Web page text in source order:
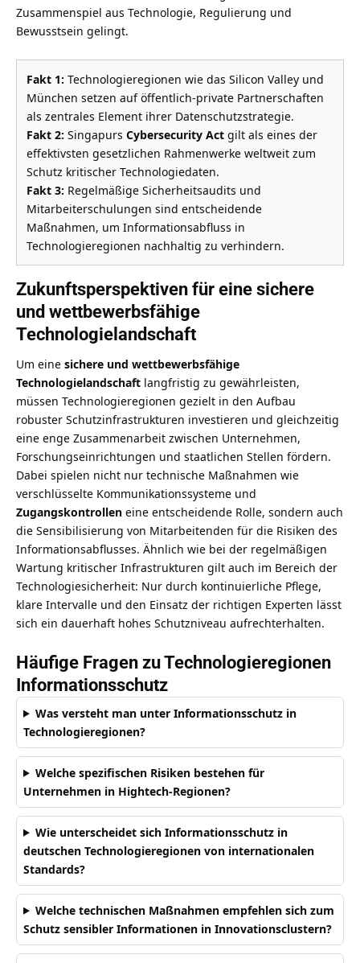
Zusammenspiel aus Technologie, Regulierung und
Bewusstsein gelingt.
Fakt 1: Technologieregionen wie das Silicon Valley und
München setzen auf öffentlich-private Partnerschaften
als zentrales Element ihrer Datenschutzstrategie.
Fakt 2: Singapurs Cybersecurity Act gilt als eines der
effektivsten gesetzlichen Rahmenwerke weltweit zum
Schutz kritischer Technologiedaten.
Fakt 3: Regelmäßige Sicherheitsaudits und
Mitarbeiterschulungen sind entscheidende
Maßnahmen, um Informationsabfluss in
Technologieregionen nachhaltig zu verhindern.
Zukunftsperspektiven für eine sichere
und wettbewerbsfähige
Technologielandschaft
Um eine sichere und wettbewerbsfähige
Technologielandschaft langfristig zu gewährleisten,
müssen Technologieregionen gezielt in den Aufbau
robuster Schutzinfrastrukturen investieren und gleichzeitig
eine enge Zusammenarbeit zwischen Unternehmen,
Forschungseinrichtungen und staatlichen Stellen fördern.
Dabei spielen nicht nur technische Maßnahmen wie
verschlüsselte Kommunikationssysteme und
Zugangskontrollen eine entscheidende Rolle, sondern auch
die Sensibilisierung von Mitarbeitenden für die Risiken des
Informationsabflusses. Ähnlich wie bei der regelmäßigen
Wartung kritischer Infrastrukturen gilt auch im Bereich der
Technologiesicherheit: Nur durch kontinuierliche Pflege,
klare Intervalle und den Einsatz der richtigen Experten lässt
sich ein dauerhaft hohes Schutzniveau aufrechterhalten.
Häufige Fragen zu Technologieregionen
Informationsschutz
Was versteht man unter Informationsschutz in
Technologieregionen?
Welche spezifischen Risiken bestehen für
Unternehmen in Hightech-Regionen?
Wie unterscheidet sich Informationsschutz in
deutschen Technologieregionen von internationalen
Standards?
Welche technischen Maßnahmen empfehlen sich zum
Schutz sensibler Informationen in Innovationsclustern?